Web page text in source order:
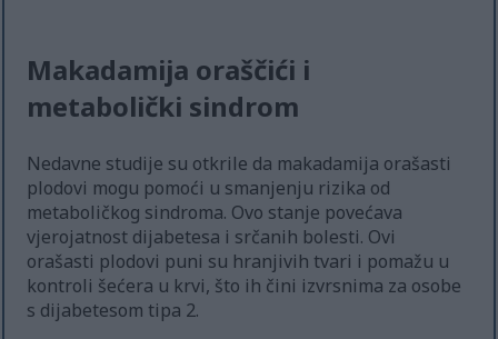
Makadamija oraščići i
metabolički sindrom
Nedavne studije su otkrile da makadamija orašasti
plodovi mogu pomoći u smanjenju rizika od
metaboličkog sindroma. Ovo stanje povećava
vjerojatnost dijabetesa i srčanih bolesti. Ovi
orašasti plodovi puni su hranjivih tvari i pomažu u
kontroli šećera u krvi, što ih čini izvrsnima za osobe
s dijabetesom tipa 2.